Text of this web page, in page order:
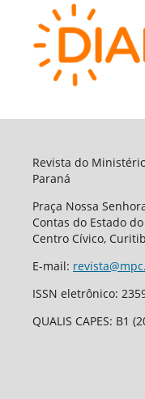
Revista do
Paraná
Praça Nossa
Contas do Estado
Centro Cívico,
E-mail:
ISSN eletrônico:
QUALIS CAPES: B1